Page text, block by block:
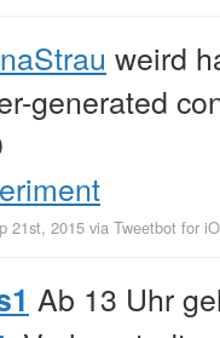
weird
generated
21st, 2015 via Tweetbot for
Ab 13 Uhr